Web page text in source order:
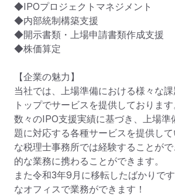
◆IPOプロジェクトマネジメント
◆内部統制構築支援
◆開示書類・上場申請書類作成支援
◆株価算定
【企業の魅力】
当社では、上場準備における様々な
トップでサービスを提供しております
数々のIPO支援実績に基づき、上場準
題に対応する各種サービスを提供し
な税理士事務所では経験することが
的な業務に携わることができます。
また令和3年9月に移転したばかりで
なオフィスで業務ができます！